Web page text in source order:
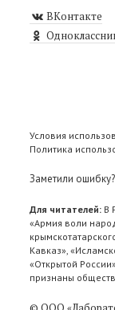
ВКонтакте
Условия
Политика
Заметили
Для читателей: В
«Армия воли
Кавказ»,
«Открытой
признаны